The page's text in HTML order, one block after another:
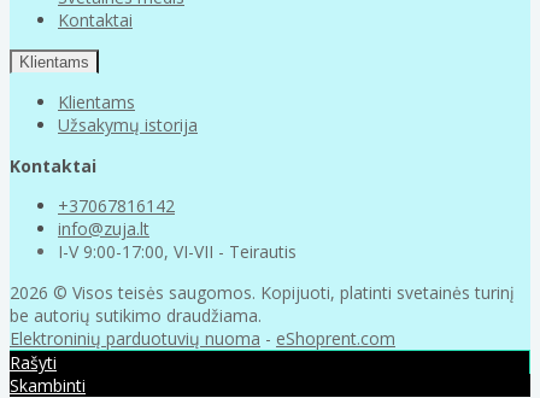
Kontaktai
Klientams
Klientams
Užsakymų istorija
Kontaktai
+37067816142
info@zuja.lt
I-V 9:00-17:00, VI-VII - Teirautis
2026 © Visos teisės saugomos. Kopijuoti, platinti svetainės turinį
be autorių sutikimo draudžiama.
Elektroninių parduotuvių nuoma - eShoprent.com
Rašyti
Skambinti